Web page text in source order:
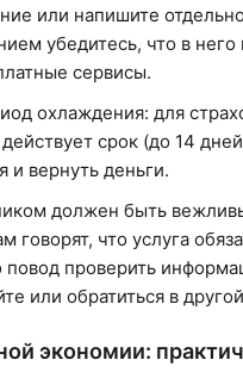
или напишите
убедитесь, что в
сервисы.
охлаждения: для
срок (до 14
и вернуть деньги.
должен быть
говорят, что услуга
проверить
или обратиться в
экономии: